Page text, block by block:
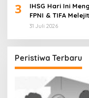
3
IHSG Hari Ini
FPNI & TIFA
Paling Cuan &
31 Juli 2026
Peristiwa Terbaru